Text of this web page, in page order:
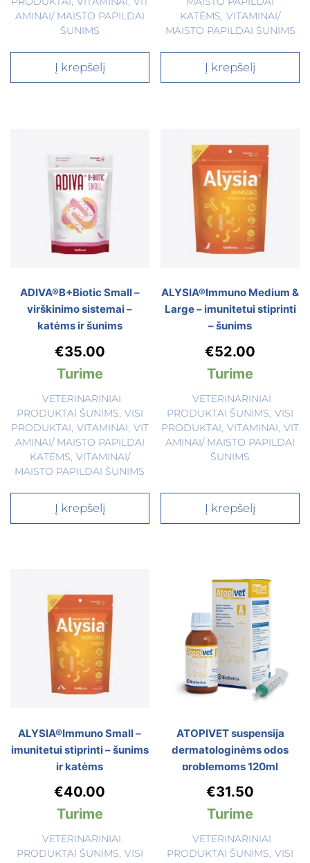
AMINAI/ MAISTO PAPILDAI
ŠUNIMS
Į krepšelį
KATĖMS VITAMINAI/
MAISTO PAPILDAI ŠUNIMS
Į krepšelį
ADIVA®B+Biotic Small –
virškinimo sistemai –
katėms ir šunims
€35.00
Turime
VETERINARINIAI
PRODUKTAI ŠUNIMS VISI
PRODUKTAI VITAMINAI VIT
AMINAI/ MAISTO PAPILDAI
KATĖMS VITAMINAI/
MAISTO PAPILDAI ŠUNIMS
Į krepšelį
ALYSIA®Immuno Medium &
Large – imunitetui stiprinti
– šunims
€52.00
Turime
VETERINARINIAI
PRODUKTAI ŠUNIMS VISI
PRODUKTAI VITAMINAI VIT
AMINAI/ MAISTO PAPILDAI
ŠUNIMS
Į krepšelį
ALYSIA®Immuno Small –
imunitetui stiprinti – šunims
ir katėms
€40.00
Turime
VETERINARINIAI
PRODUKTAI ŠUNIMS VISI
ATOPIVET suspensija
dermatologinėms odos
problemoms 120ml
€31.50
Turime
VETERINARINIAI
PRODUKTAI ŠUNIMS VISI